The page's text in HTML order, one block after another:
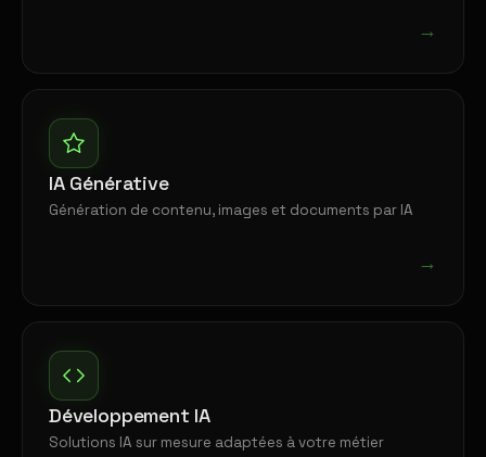
→
IA Générative
Génération de contenu, images et documents par IA
→
Développement IA
Solutions IA sur mesure adaptées à votre métier